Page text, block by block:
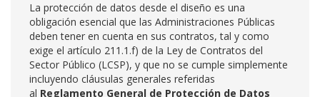
La protección de datos desde el diseño es una
obligación esencial que las Administraciones Públicas
deben tener en cuenta en sus contratos, tal y como
exige el artículo 211.1.f) de la Ley de Contratos del
Sector Público (LCSP), y que no se cumple simplemente
incluyendo cláusulas generales referidas
al Reglamento General de Protección de Datos